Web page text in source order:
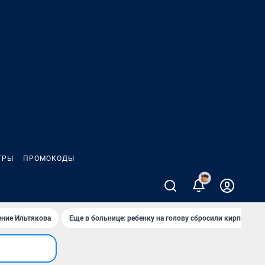
ПРОМОКОДЫ
Ильтякова Еще в больнице: ребенку на голову сбросили кирпич